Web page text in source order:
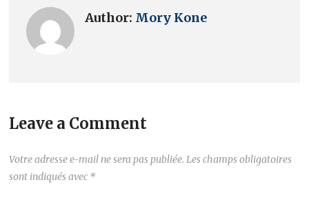
Author: Mory Kone
Leave a Comment
Votre adresse e-mail ne sera pas publiée. Les champs obligatoires
sont indiqués avec *